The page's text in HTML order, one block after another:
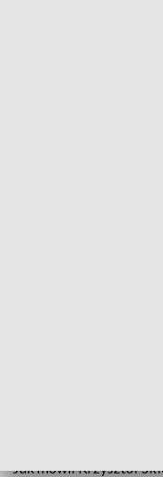
Jak mówił Krzysztof